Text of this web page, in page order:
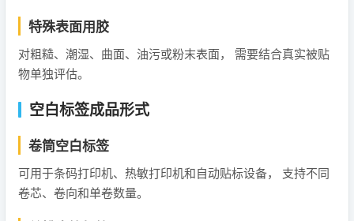
特殊表面用胶
对粗糙、潮湿、曲面、油污或粉末表面， 需要结合真实被贴
物单独评估。
空白标签成品形式
卷筒空白标签
可用于条码打印机、热敏打印机和自动贴标设备， 支持不同
卷芯、卷向和单卷数量。